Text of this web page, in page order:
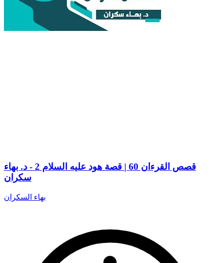
قصص القرءان 60 | قصة هود عليه السلام 2 - د. بهاء
سكران
بهاء السكران